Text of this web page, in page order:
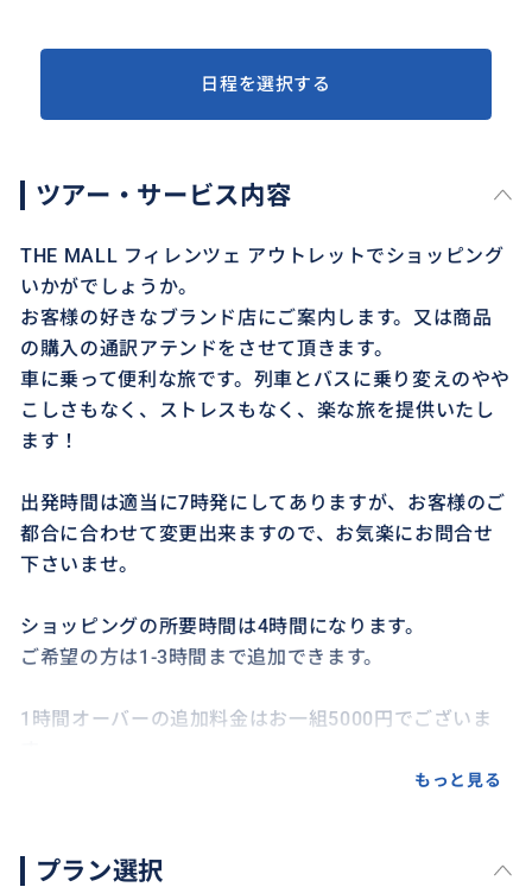
日程を選択する
ツアー・サービス内容
THE MALL フィレンツェ アウトレットでショッピング
いかがでしょうか。
お客様の好きなブランド店にご案内します。又は商品
の購入の通訳アテンドをさせて頂きます。
車に乗って便利な旅です。列車とバスに乗り変えのやや
こしさもなく、ストレスもなく、楽な旅を提供いたし
ます！
出発時間は適当に7時発にしてありますが、お客様のご
都合に合わせて変更出来ますので、お気楽にお問合せ
下さいませ。
ショッピングの所要時間は4時間になります。
ご希望の方は1-3時間まで追加できます。
1時間オーバーの追加料金はお一組5000円でございま
もっと見る
プラン選択